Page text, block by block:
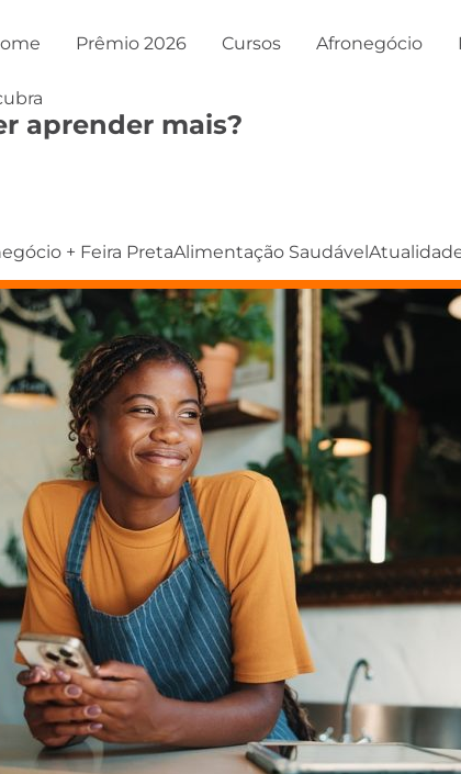
Prêmio 2026 Cursos Afronegócio
aprender mais?
+ Feira PretaAlimentação Saudável